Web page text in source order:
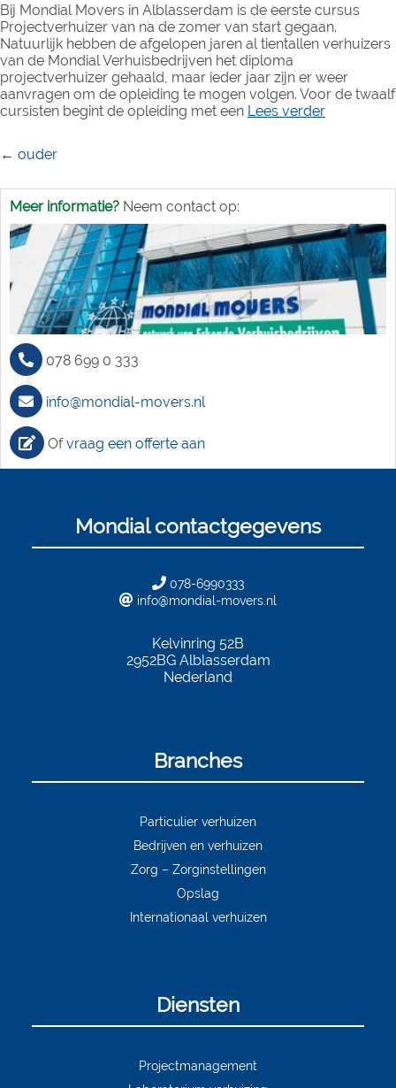
Bij Mondial Movers in Alblasserdam is de eerste cursus
Projectverhuizer van na de zomer van start gegaan.
Natuurlijk hebben de afgelopen jaren al tientallen verhuizers
van de Mondial Verhuisbedrijven het diploma
projectverhuizer gehaald, maar ieder jaar zijn er weer
aanvragen om de opleiding te mogen volgen. Voor de twaalf
cursisten begint de opleiding met een Lees verder
← ouder
Meer informatie? Neem contact op:
078 699 0 333
info@mondial-movers.nl
Ofvraag een offerte aan
Mondial contactgegevens
078-6990333
info@mondial-movers.nl
Kelvinring 52B
2952BGAlblasserdam
Nederland
Branches
Particulier verhuizen
Bedrijven en verhuizen
Zorg – Zorginstellingen
Opslag
Internationaal verhuizen
Diensten
Projectmanagement